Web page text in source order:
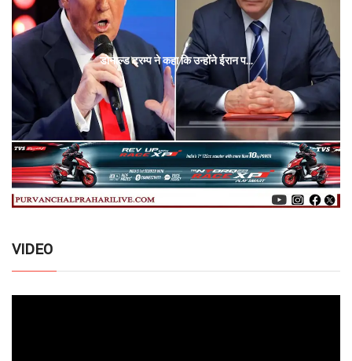
डोनाल्ड ट्रम्प ने कहा कि उन्होंने ईरान प...
VIDEO